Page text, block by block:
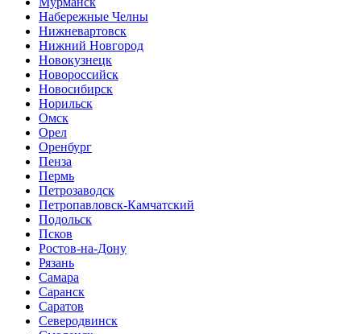
Набережные Челны
Нижневартовск
Нижний Новгород
Новокузнецк
Новороссийск
Новосибирск
Норильск
Омск
Орел
Оренбург
Пенза
Пермь
Петрозаводск
Петропавловск-Камчатский
Подольск
Псков
Ростов-на-Дону
Рязань
Самара
Саранск
Саратов
Северодвинск